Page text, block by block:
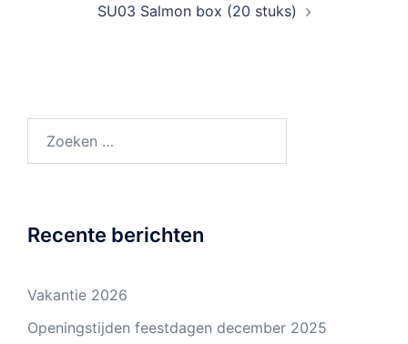
navigatieSU03 Salmon box (20 stuks)
Recente berichten
Vakantie 2026
Openingstijden feestdagen december 2025